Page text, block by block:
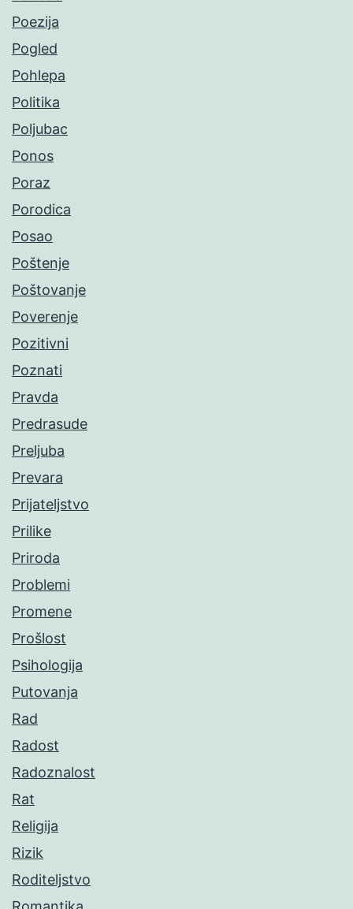
Poezija
Pogled
Pohlepa
Politika
Poljubac
Ponos
Poraz
Porodica
Posao
Poštenje
Poštovanje
Poverenje
Pozitivni
Poznati
Pravda
Predrasude
Preljuba
Prevara
Prijateljstvo
Prilike
Priroda
Problemi
Promene
Prošlost
Psihologija
Putovanja
Rad
Radost
Radoznalost
Rat
Religija
Rizik
Roditeljstvo